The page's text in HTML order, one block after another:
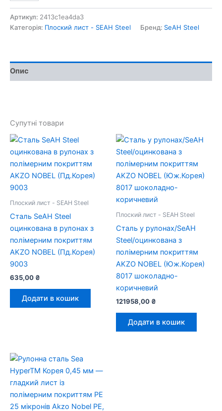
оцинкована
в
покриттям
AKZO
Артикул: 2413c1ea4da3
Категорія: Плоский лист - SEAH Steel Бренд: SeAH Steel
Опис
Супутні товари
Плоский лист - SEAH Steel
Сталь SeAH Steel
оцинкована в рулонах з
полімерним покриттям
AKZO NOBEL (Пд.Корея)
9003
635,00 ₴
Додати в кошик
Плоский лист - SEAH Steel
Сталь у рулонах/SeAH
Steel/оцинкована з
полімерним покриттям
AKZO NOBEL (Юж.Корея)
8017 шоколадно-
коричневий
121958,00 ₴
Додати в кошик